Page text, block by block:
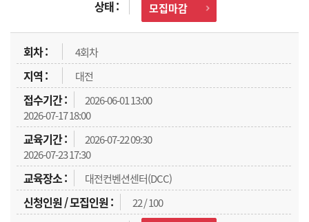
모집마감
4회차
대전
2026-06-01 13:00
2026-07-17 18:00
2026-07-22 09:30
2026-07-23 17:30
대전컨벤션센터(DCC)
22 / 100